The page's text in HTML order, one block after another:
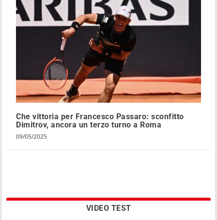
Che vittoria per Francesco Passaro: sconfitto
Dimitrov, ancora un terzo turno a Roma
09/05/2025
VIDEO TEST